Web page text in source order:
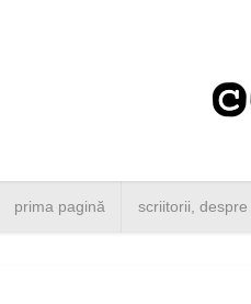
prima pagină scriitorii,